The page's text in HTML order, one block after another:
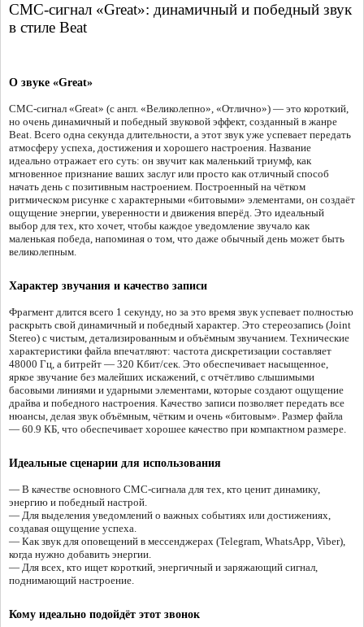
СМС-сигнал «Great»: динамичный и победный звук
в стиле Beat
О звуке «Great»
СМС-сигнал «Great» (с англ. «Великолепно», «Отлично») — это короткий,
но очень динамичный и победный звуковой эффект, созданный в жанре
Beat. Всего одна секунда длительности, а этот звук уже успевает передать
атмосферу успеха, достижения и хорошего настроения. Название
идеально отражает его суть: он звучит как маленький триумф, как
мгновенное признание ваших заслуг или просто как отличный способ
начать день с позитивным настроением. Построенный на чётком
ритмическом рисунке с характерными «битовыми» элементами, он создаёт
ощущение энергии, уверенности и движения вперёд. Это идеальный
выбор для тех, кто хочет, чтобы каждое уведомление звучало как
маленькая победа, напоминая о том, что даже обычный день может быть
великолепным.
Характер звучания и качество записи
Фрагмент длится всего 1 секунду, но за это время звук успевает полностью
раскрыть свой динамичный и победный характер. Это стереозапись (Joint
Stereo) с чистым, детализированным и объёмным звучанием. Технические
характеристики файла впечатляют: частота дискретизации составляет
48000 Гц, а битрейт — 320 Кбит/сек. Это обеспечивает насыщенное,
яркое звучание без малейших искажений, с отчётливо слышимыми
басовыми линиями и ударными элементами, которые создают ощущение
драйва и победного настроения. Качество записи позволяет передать все
нюансы, делая звук объёмным, чётким и очень «битовым». Размер файла
— 60.9 КБ, что обеспечивает хорошее качество при компактном размере.
Идеальные сценарии для использования
— В качестве основного СМС-сигнала для тех, кто ценит динамику,
энергию и победный настрой.
— Для выделения уведомлений о важных событиях или достижениях,
создавая ощущение успеха.
— Как звук для оповещений в мессенджерах (Telegram, WhatsApp, Viber),
когда нужно добавить энергии.
— Для всех, кто ищет короткий, энергичный и заряжающий сигнал,
поднимающий настроение.
Кому идеально подойдёт этот звонок